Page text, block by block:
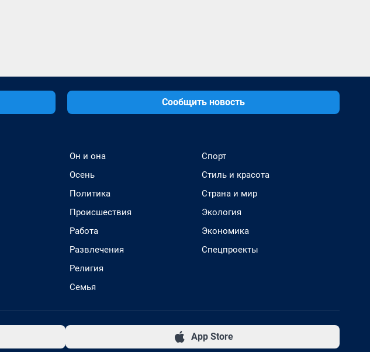
Сообщить новость
Он и она
Осень
Политика
Происшествия
Работа
Развлечения
Религия
Семья
Спорт
Стиль и красота
Страна и мир
Экология
Экономика
Спецпроекты
App Store